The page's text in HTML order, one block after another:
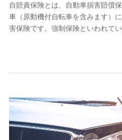
業務の委託
当社は利用目的の達成に必要な
【共同して利用される利用デー
当社又は株式会社NTTドコモが
した、以下の情報などの個人デ
自賠責保険とは、自動車損害賠償
車（原動機付自転車を含みます）
害保険です。強制保険といわれて